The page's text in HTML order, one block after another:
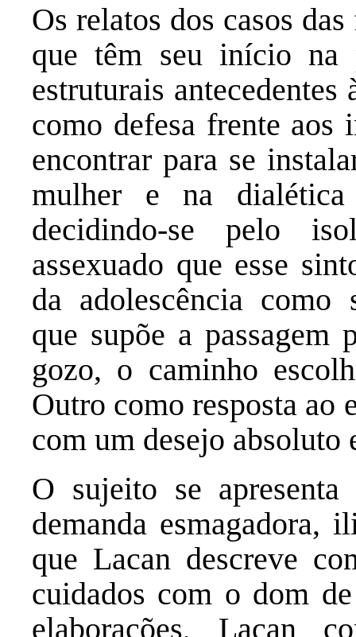
Os relatos dos casos
que têm seu início na
estruturais
como defesa frente aos
encontrar para se
mulher e na
decidindo-se pelo
assexuado que esse
da adolescência como
que supõe a passagem
gozo, o caminho
Outro como resposta ao
com um desejo absoluto
O sujeito se
demanda esmagadora,
que Lacan descreve
cuidados com o dom
elaborações, Lacan